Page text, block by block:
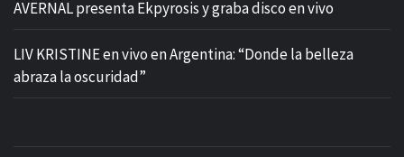
AVERNAL presenta Ekpyrosis y graba disco en vivo
LIV KRISTINE en vivo en Argentina: “Donde la belleza
abraza la oscuridad”